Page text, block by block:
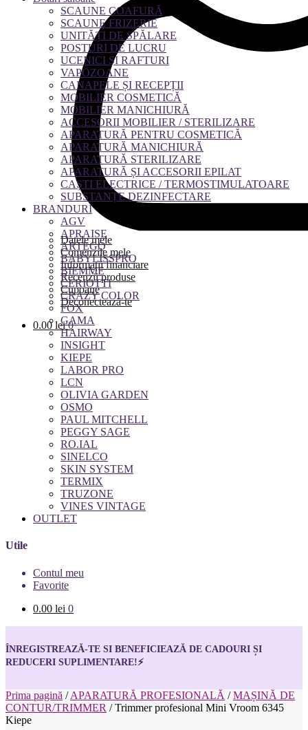
Datele mele
Comenzile mele
Informații financiare
Recenzii produse
Cupoane
Deconectează-te
0.00lei 0
SCAUNE COAFURĂ
SCAUNE FRIZERIE
UNITĂȚI DE SPĂLARE
POSTURI DE LUCRU
UCENICI ȘI RAFTURI
VAPOZOANE
CANAPELE ȘI RECEPȚII
MOBILIER COSMETICĂ
MOBILIER MANICHIURĂ
ACCESORII MOBILIER / STERILIZARE
APARATURĂ PENTRU COSMETICĂ
APARATURĂ MANICHIURĂ
APARATURĂ STERILIZARE
APARATURĂ ȘI ACCESORII EPILAT
CAȘTI ELECTRICE / TERMOSTIMULATOARE
SUBSTANȚE DEZINFECTARE
BRANDURI
AGV
APRAISE
ARTEGO
BABYLISSPRO
BIEMME
CERIOTTI
CRAZY COLOR
FOX
GAMA
HAIRWAY
INSIGHT
KIEPE
LABOR PRO
LCN
OLIVIA GARDEN
OSMO
PAUL MITCHELL
PEGGY SAGE
RO.IAL
SINELCO
SKIN SYSTEM
TERMIX
TRUZONE
VINES VINTAGE
OUTLET
Utile
Contul meu
Favorite
0.00 lei 0
ÎNREGISTREAZĂ-TE SI BENEFICIEAZĂ DE CADOURI ȘI
REDUCERI SUPLIMENTARE!⚡
Prima pagină /APARATURĂ PROFESIONALĂ /MAȘINĂ DE
CONTUR/TRIMMER /Trimmer profesional Mini Vroom 6345
Kiepe